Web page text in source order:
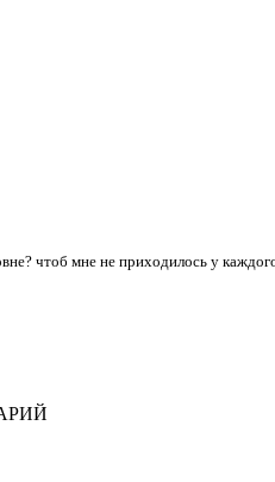
чтоб мне не приходилось у